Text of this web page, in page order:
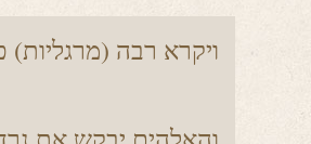
ויקרא רבה